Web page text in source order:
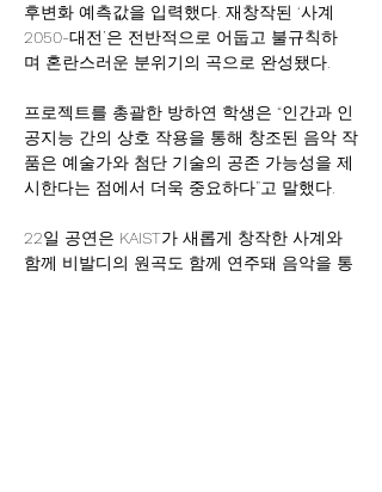
후변화 예측값을 입력했다. 재창작된 ‘사계
2050-대전’은 전반적으로 어둡고 불규칙하
며 혼란스러운 분위기의 곡으로 완성됐다.
프로젝트를 총괄한 방하연 학생은 “인간과 인
공지능 간의 상호 작용을 통해 창조된 음악 작
품은 예술가와 첨단 기술의 공존 가능성을 제
시한다는 점에서 더욱 중요하다”고 말했다.
22일 공연은 KAIST가 새롭게 창작한 사계와
함께 비발디의 원곡도 함께 연주돼 음악을 통